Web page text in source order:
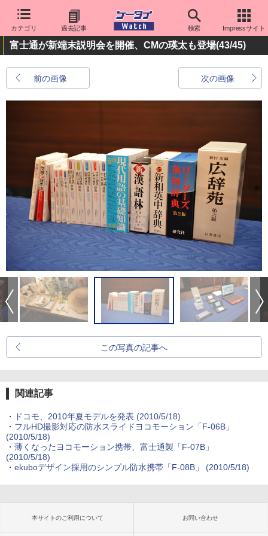
カテゴリ 過去記事 検索 Impressサイト
富士通が新端末説明会を開催、CMの瑛太も登場(43/45)
前の画像 次の画像
この写真の記事へ
関連記事
・ ドコモ、2010年夏モデルを発表 (2010/5/18)
・ フルHD撮影対応の防水スライドヨコモーション「F-06B」
(2010/5/18)
・ 薄くなったヨコモーション携帯、富士通製「F-07B」
(2010/5/18)
・ ekuboデザイン採用のシンプル防水携帯「F-08B」 (2010/5/18)
本サイトのご利用について お問い合わせ